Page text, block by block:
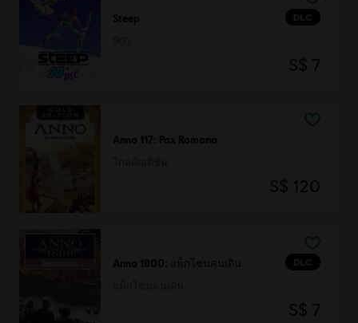
DLC
Steep
S$ 7
Anno 117: Pax Romana
S$ 120
DLC
Anno 1800: แพ็กโซนคนเดิน
S$ 7